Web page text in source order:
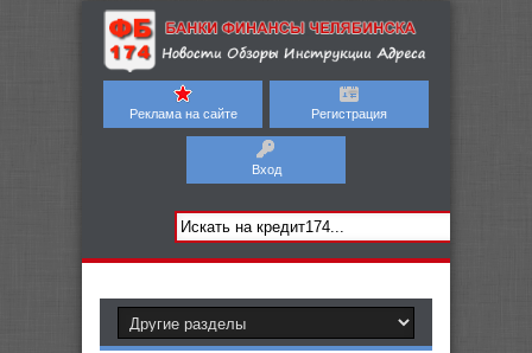
Реклама на сайте Регистрация
Вход